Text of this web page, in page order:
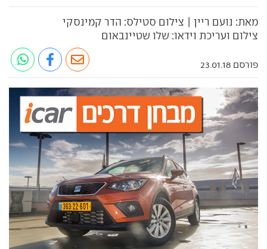
מאת: נועם ריין | צילום סטילס: הדר קמינסקי
צילום ועריכת וידאו: שלו שטיינבאום
פורסם 23.01.18